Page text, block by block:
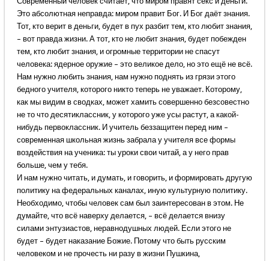
Это абсолютная неправда: миром правит Бог. И Бог даёт знания.
Тот, кто верит в деньги, будет в пух разбит тем, кто любит знания,
– вот правда жизни. А тот, кто не любит знания, будет побежден
тем, кто любит знания, и огромные территории не спасут
человека: ядерное оружие – это великое дело, но это ещё не всё.
Нам нужно любить знания, нам нужно поднять из грязи этого
бедного учителя, которого никто теперь не уважает. Которому,
как мы видим в сводках, может хамить совершенно безсовестно
не то что десятиклассник, у которого уже усы растут, а какой-
нибудь первоклассник. И учитель беззащитен перед ним –
современная школьная жизнь забрала у учителя все формы
воздействия на ученика: ты уроки свои читай, а у него прав
больше, чем у тебя.
И нам нужно читать, и думать, и говорить, и формировать другую
политику на федеральных каналах, иную культурную политику.
Необходимо, чтобы человек сам был заинтересован в этом. Не
думайте, что всё наверху делается, – всё делается внизу
силами энтузиастов, неравнодушных людей. Если этого не
будет – будет наказание Божие. Потому что быть русским
человеком и не прочесть ни разу в жизни Пушкина,